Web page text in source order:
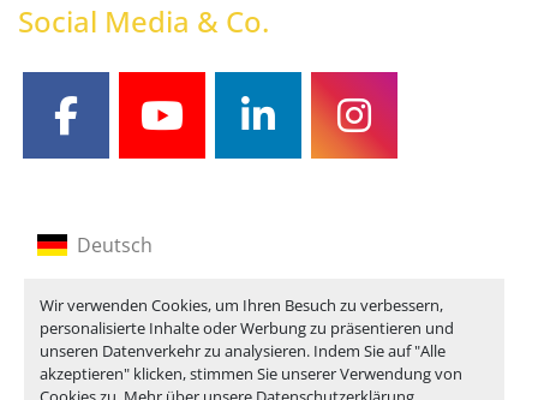
Wir verwenden Cookies, um Ihren Besuch zu verbessern,
personalisierte Inhalte oder Werbung zu präsentieren und
unseren Datenverkehr zu analysieren. Indem Sie auf "Alle
akzeptieren" klicken, stimmen Sie unserer Verwendung von
Social Media & Co.
facebookyoutubelinkedininstagram
Deutsch
Englisch
Französisch